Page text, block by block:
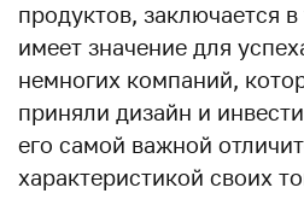
продуктов, заключается
имеет значение для
немногих компаний,
приняли дизайн и
его самой важной
характеристикой своих